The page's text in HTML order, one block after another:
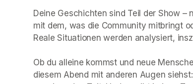
Deine Geschichten sind Teil der Show
mit dem, was die Community mitbringt
Reale Situationen werden analysiert,
Ob du alleine kommst und neue
diesem Abend mit anderen Augen